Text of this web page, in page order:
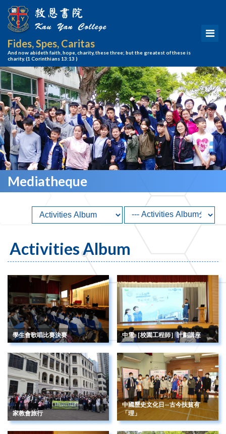
Fides, Spes, Caritas
And now abideth faith, hope, charity, these three; but the greatest of these is
charity.(1 Corinthians 13:13 )
Mediatheque
Activities Album
學生會歌唱比賽決賽 中電［校園工程師］計劃講座
家教會旅行
中國歷史文化日—古今扶貧有
「理」